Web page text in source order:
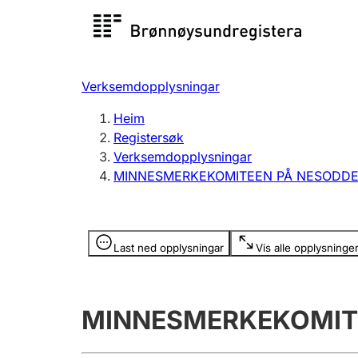
Registersøk
Registrere, endre, slette
Verksemdopplysningar
Heim
Registersøk
Verksemdopplysningar
MINNESMERKEKOMITEEN PÅ
Last ned opplysningar Vis alle opplysninger
Opplysninger er skjult